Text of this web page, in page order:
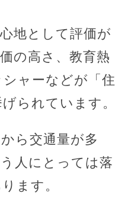
地として評価が
の高さ、教育熱
ャーなどが「住
られています。
ら交通量が多
人にとっては落
ます。